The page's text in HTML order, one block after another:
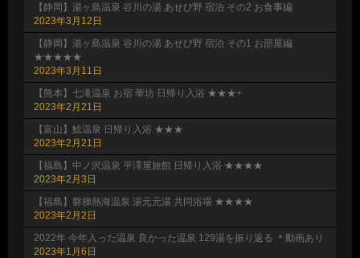
【静岡】湯ヶ島温泉 谷川の湯 あせび野 宿泊 その2 お食事編
2023年3月12日
【静岡】湯ヶ島温泉 谷川の湯 あせび野 宿泊 その1 お部屋編
★★★★★
2023年3月11日
【熊本】七滝温泉 お宿 華坊 日帰り入浴 ★★★+
2023年2月21日
【富山】鯰温泉 日帰り入浴 ★★★
2023年2月21日
【福島】中ノ沢温泉 平澤屋旅館 日帰り入浴 ★★★★
2023年2月3日
【福島】磐梯熱海温泉 湯元元湯 共同浴場 ★★★★
2023年2月2日
2022年 今年入った温泉 良かった温泉 129湯を振り返る ＊動画あり
2023年1月6日